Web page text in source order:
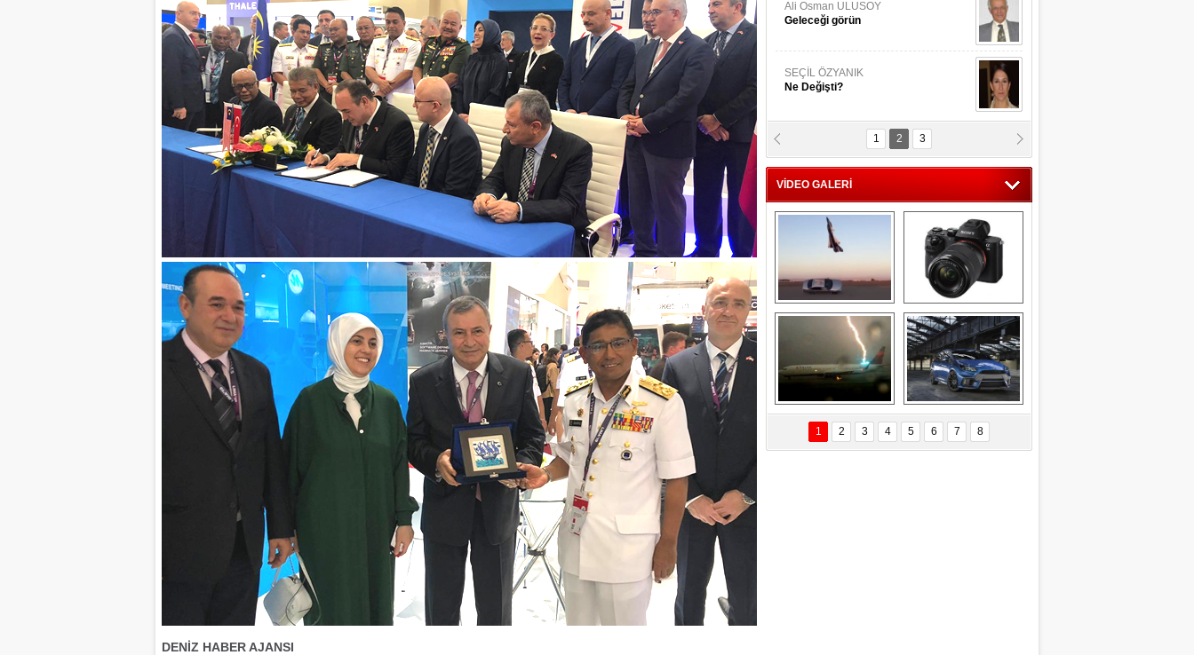
DENİZ HABER AJANSI
Ali Osman ULUSOY
Geleceği görün
SEÇİL ÖZYANIK
Ne Değişti?
MERİÇ KÖYATASI
Bayraksız Vatan !
1 2 3
VİDEO GALERİ
Savaş uçağı
pilotundan
muhteşem gösteri
Sony Alpha 7R II ön
inceleme
Delta uçağına
yıldırım çarptı
Ford Focus RS
(2015)
1 2 3 4 5 6 7 8